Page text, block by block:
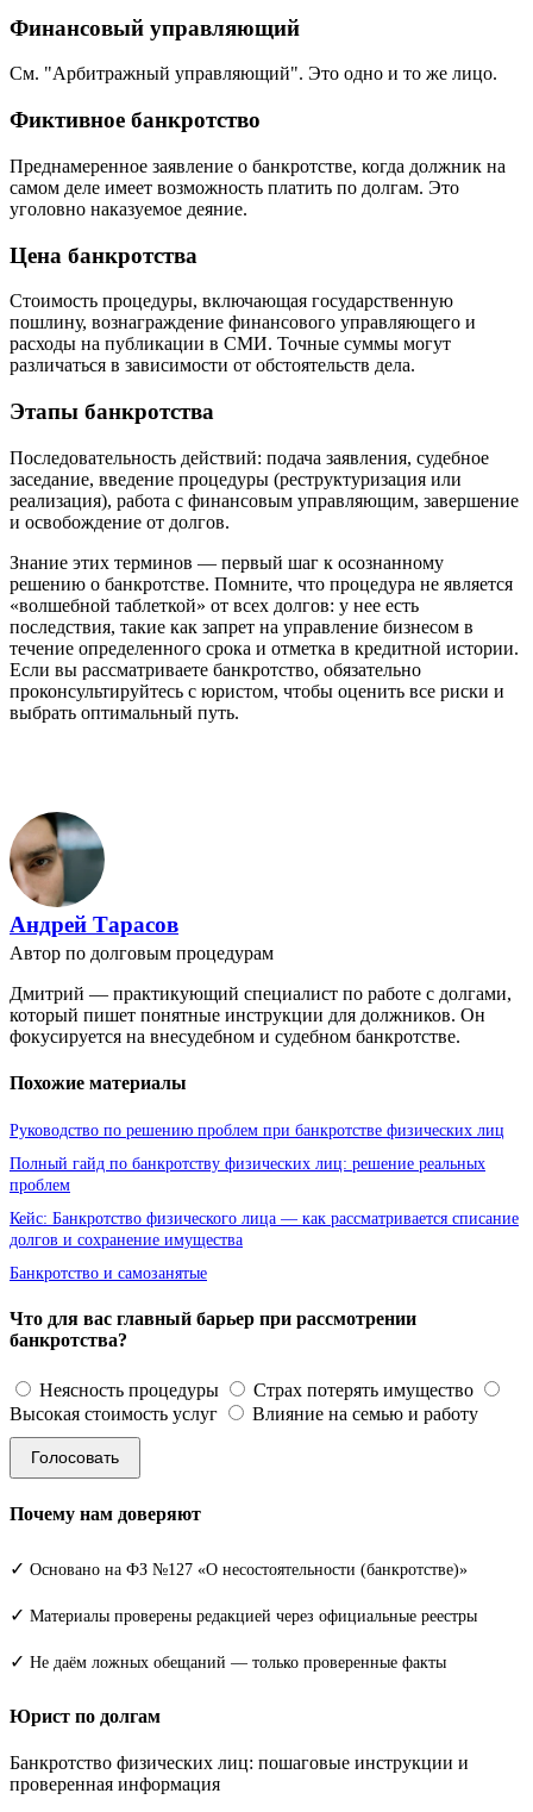
Финансовый управляющий
См. "Арбитражный управляющий". Это одно и то же лицо.
Фиктивное банкротство
Преднамеренное заявление о банкротстве, когда должник на
самом деле имеет возможность платить по долгам. Это
уголовно наказуемое деяние.
Цена банкротства
Стоимость процедуры, включающая государственную
пошлину, вознаграждение финансового управляющего и
расходы на публикации в СМИ. Точные суммы могут
различаться в зависимости от обстоятельств дела.
Этапы банкротства
Последовательность действий: подача заявления, судебное
заседание, введение процедуры (реструктуризация или
реализация), работа с финансовым управляющим, завершение
и освобождение от долгов.
Знание этих терминов — первый шаг к осознанному
решению о банкротстве. Помните, что процедура не является
«волшебной таблеткой» от всех долгов: у нее есть
последствия, такие как запрет на управление бизнесом в
течение определенного срока и отметка в кредитной истории.
Если вы рассматриваете банкротство, обязательно
проконсультируйтесь с юристом, чтобы оценить все риски и
выбрать оптимальный путь.
Андрей Тарасов
Автор по долговым процедурам
Дмитрий — практикующий специалист по работе с долгами,
который пишет понятные инструкции для должников. Он
фокусируется на внесудебном и судебном банкротстве.
Похожие материалы
Руководство по решению проблем при банкротстве физических лиц
Полный гайд по банкротству физических лиц: решение реальных
проблем
Кейс: Банкротство физического лица — как рассматривается списание
долгов и сохранение имущества
Банкротство и самозанятые
Что для вас главный барьер при рассмотрении
банкротства?
Неясность процедуры
Страх потерять имущество
Высокая стоимость услуг
Влияние на семью и работу
Голосовать
Почему нам доверяют
✓ Основано на ФЗ №127 «О несостоятельности (банкротстве)»
✓ Материалы проверены редакцией через официальные реестры
✓ Не даём ложных обещаний — только проверенные факты
Юрист по долгам
Банкротство физических лиц: пошаговые инструкции и
проверенная информация